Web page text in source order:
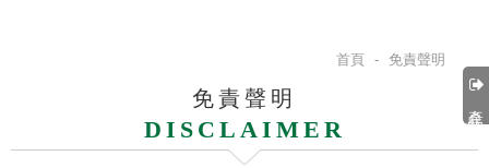
免責聲明
DISCLAIMER
首頁 - 免責聲明